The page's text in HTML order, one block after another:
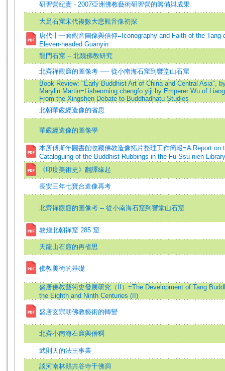
研習營紀實 - 2007亞洲佛教藝術研習營的籌備與成果
大足石窟宋代複數大悲觀音像初探
唐代十一面觀音圖像與信仰=Iconography and Faith of the
Eleven-headed Guanyin
龍門石窟 -- 北魏佛教研究
北齊禪觀窟的圖像考 ── 從小南海石窟到響堂山石窟
Book Review: "Early Buddhist Art of China and Central Asia",
Marylin Martin=Lishenming chengfo yiji by Emperer Wu of
From the Xingshen Debate to Buddhadhatu Studies
北朝華嚴經造像的省思
華嚴經造像的圖像學
本所傅斯年圖書館收藏佛教造像拓片整理工作簡報=A Report on
Cataloguing of the Buddhist Rubbings in the Fu Ssu-nien Library
《印度美術史》翻譯緣起
長安三年七寶台造像再考
北齊禪觀窟的圖像考 -- 從小南海石窟到響堂山石窟
敦煌北朝禪窟 285 窟
天龍山石窟的再省思
佛教美術的基礎
盛唐佛教藝術史發展研究（II）=The Development of Tang
the Eighth and Ninth Centuries (II)
盛唐玄宗朝佛教藝術的轉變
北齊小南海石窟與僧稠
武則天的法王事業
談河南林縣共谷寺千佛洞